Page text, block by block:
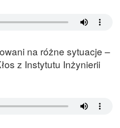
na różne sytuacje –
z Instytutu Inżynierii